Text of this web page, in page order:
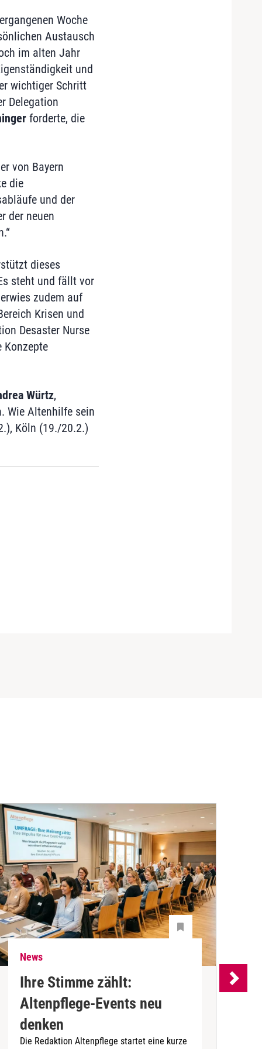
Woche
Austausch
im alten Jahr
und
wichtiger Schritt
Delegation
forderte, die
von Bayern
die
und der
der neuen
dieses
steht und fällt vor
zudem auf
Krisen und
Desaster Nurse
Konzepte
Würtz,
Wie Altenhilfe sein
Köln (19./20.2.)
News
Ihre Stimme zählt:
Altenpflege-Events neu
denken
Die Redaktion Altenpflege startet eine kurze